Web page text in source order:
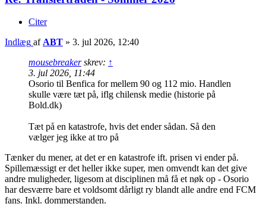
Citer
Indlæg af ABT » 3. jul 2026, 12:40
mousebreakerskrev: ↑
3. jul 2026, 11:44
Osorio til Benfica for mellem 90 og 112 mio. Handlen
skulle være tæt på, iflg chilensk medie (historie på
Bold.dk)
Tæt på en katastrofe, hvis det ender sådan. Så den
vælger jeg ikke at tro på
Tænker du mener, at det er en katastrofe ift. prisen vi ender på.
Spillemæssigt er det heller ikke super, men omvendt kan det give
andre muligheder, ligesom at disciplinen må få et nøk op - Osorio
har desværre bare et voldsomt dårligt ry blandt alle andre end FCM
fans. Inkl. dommerstanden.